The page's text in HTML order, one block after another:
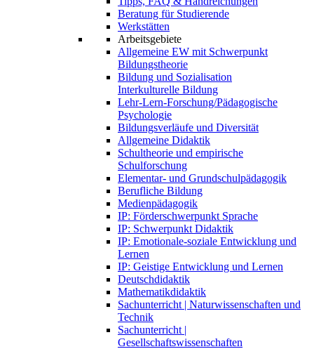
Beratung für Studierende
Werkstätten
Arbeitsgebiete
Allgemeine EW mit Schwerpunkt
Bildungstheorie
Bildung und Sozialisation
Interkulturelle Bildung
Lehr-Lern-Forschung/Pädagogische
Psychologie
Bildungsverläufe und Diversität
Allgemeine Didaktik
Schultheorie und empirische
Schulforschung
Elementar- und Grundschulpädagogik
Berufliche Bildung
Medienpädagogik
IP: Förderschwerpunkt Sprache
IP: Schwerpunkt Didaktik
IP: Emotionale-soziale Entwicklung und
Lernen
IP: Geistige Entwicklung und Lernen
Deutschdidaktik
Mathematikdidaktik
Sachunterricht | Naturwissenschaften und
Technik
Sachunterricht |
Gesellschaftswissenschaften